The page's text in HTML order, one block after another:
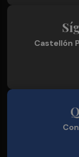
Castellón